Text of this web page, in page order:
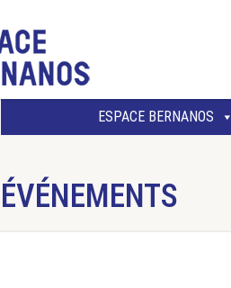
ESPACE BERNANOS
ÉVÉNEMENTS